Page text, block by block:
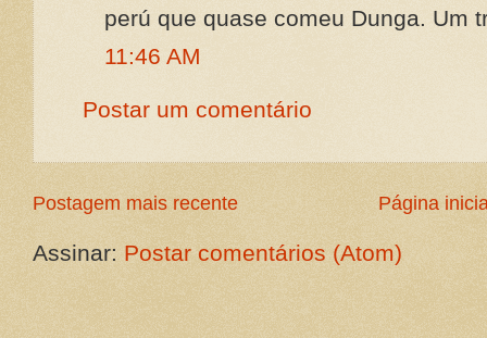
perú que quase comeu Dunga. Um
11:46 AM
Postar um comentário
Postagem mais recente Página
Assinar: Postar comentários (Atom)